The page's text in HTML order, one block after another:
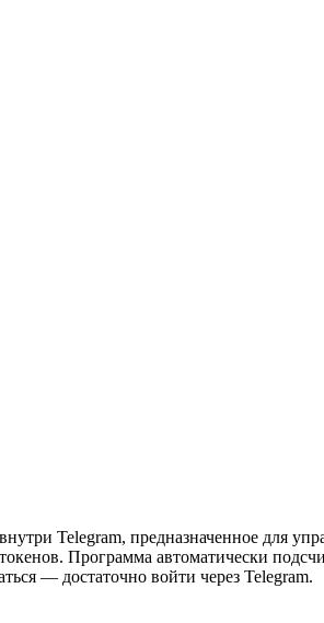
Telegram, предназначенное для
Программа автоматически
— достаточно войти через Telegram.